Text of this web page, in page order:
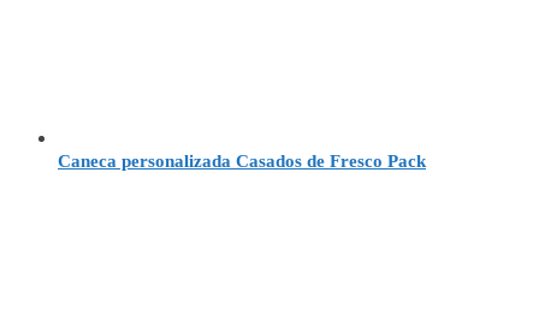
Caneca personalizada Casados de Fresco Pack